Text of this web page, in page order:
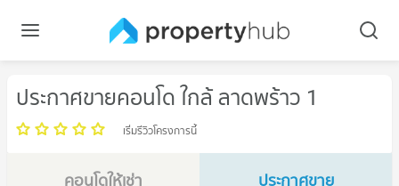
ประกาศขายคอนโด ใกล้ ลาดพร้าว 1
เริ่มรีวิวโครงการนี้
คอนโดให้เช่า
ประกาศขาย